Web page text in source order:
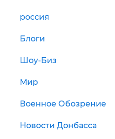
россия
Блоги
Шоу-Биз
Мир
Военное Обозрение
Новости Донбасса